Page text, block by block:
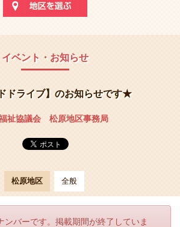
イベント・お知らせ
ドライブ】のお知らせです★
祉協議会 松原地区事務局
松原地区 全般
ンバーです。掲載期間が終了していま